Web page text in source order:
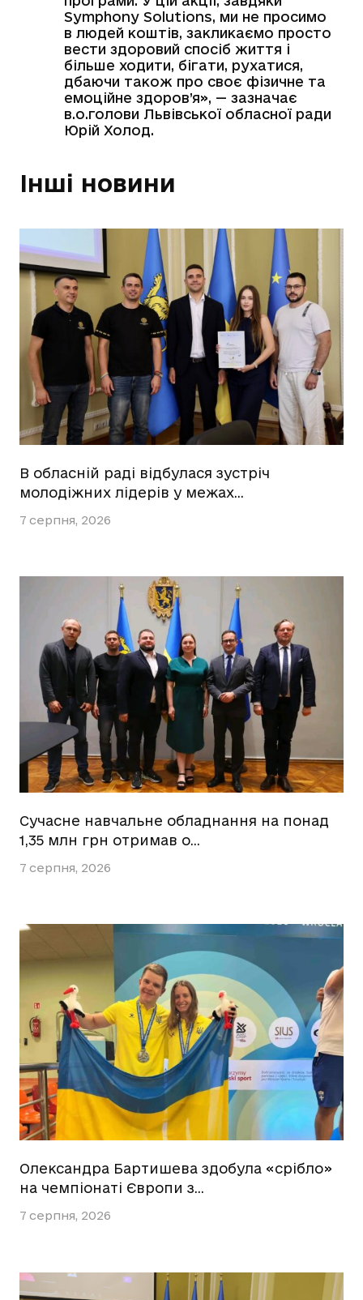
Symphony Solutions, ми не просимо
в людей коштів, закликаємо просто
вести здоровий спосіб життя і
більше ходити, бігати, рухатися,
дбаючи також про своє фізичне та
емоційне здоров’я», — зазначає
в.о.голови Львівської обласної ради
Юрій Холод.
Інші новини
В обласній раді відбулася зустріч
молодіжних лідерів у межах…
7 серпня, 2026
Сучасне навчальне обладнання на понад
1,35 млн грн отримав о…
7 серпня, 2026
Олександра Бартишева здобула «срібло»
на чемпіонаті Європи з…
7 серпня, 2026